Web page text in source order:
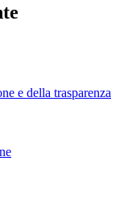
e della trasparenza